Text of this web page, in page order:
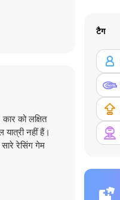
को लक्षित
नहीं हैं।
रेसिंग गेम
टैग